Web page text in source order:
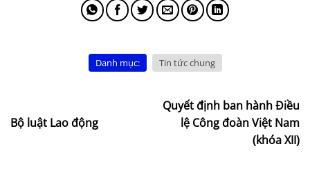
Danh mục: Tin tức chung
Bộ luật Lao động
Quyết định ban hành Điều
lệ Công đoàn Việt Nam
(khóa XII)